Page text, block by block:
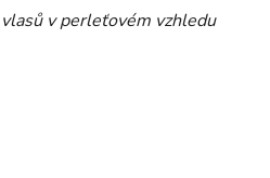
v perleťovém vzhledu